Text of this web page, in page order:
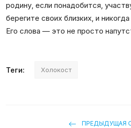
родину, если понадобится,
берегите своих близких, и
Его слова — это не просто
Теги: Холокост
ПРЕДЫДУЩАЯ